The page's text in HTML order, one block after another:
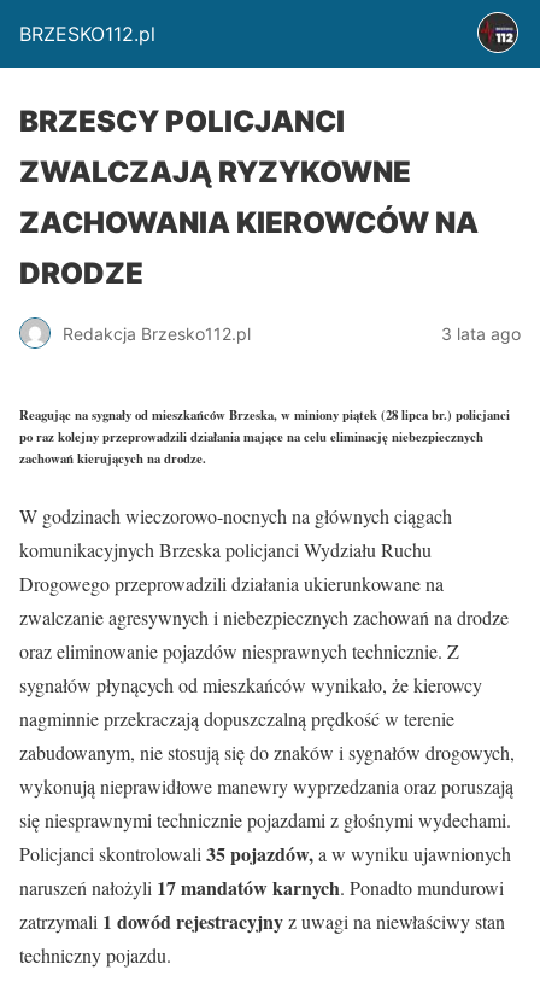
BRZESKO112.pl
BRZESCY POLICJANCI
ZWALCZAJĄ RYZYKOWNE
ZACHOWANIA KIEROWCÓW NA
DRODZE
Redakcja Brzesko112.pl 3 lata ago
Reagując na sygnały od mieszkańców Brzeska, w miniony piątek (28 lipca br.) policjanci
po raz kolejny przeprowadzili działania mające na celu eliminację niebezpiecznych
zachowań kierujących na drodze.
W godzinach wieczorowo-nocnych na głównych ciągach
komunikacyjnych Brzeska policjanci Wydziału Ruchu
Drogowego przeprowadzili działania ukierunkowane na
zwalczanie agresywnych i niebezpiecznych zachowań na drodze
oraz eliminowanie pojazdów niesprawnych technicznie. Z
sygnałów płynących od mieszkańców wynikało, że kierowcy
nagminnie przekraczają dopuszczalną prędkość w terenie
zabudowanym, nie stosują się do znaków i sygnałów drogowych,
wykonują nieprawidłowe manewry wyprzedzania oraz poruszają
się niesprawnymi technicznie pojazdami z głośnymi wydechami.
Policjanci skontrolowali 35 pojazdów,a w wyniku ujawnionych
naruszeń nałożyli 17 mandatów karnych. Ponadto mundurowi
zatrzymali 1 dowód rejestracyjnyz uwagi na niewłaściwy stan
techniczny pojazdu.